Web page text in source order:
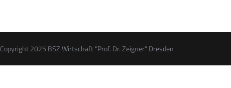
Copyright 2025 BSZ Wirtschaft "Prof. Dr. Zeigner" Dresden